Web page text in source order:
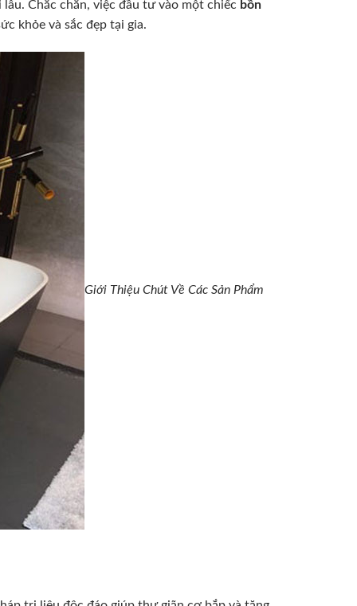
Chắc chắn, việc đầu tư vào một chiếc bồn
khỏe và sắc đẹp tại gia.
Giới Thiệu Chút Về Các Sản Phẩm